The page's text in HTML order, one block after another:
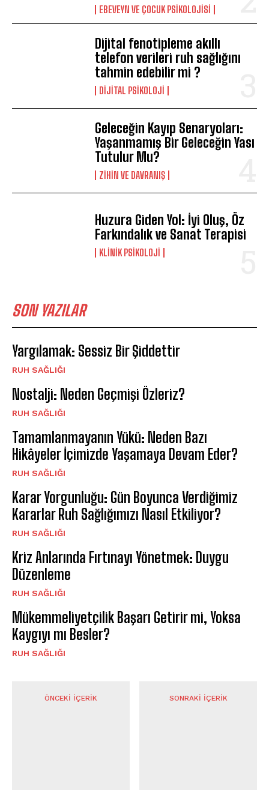
EBEVEYN VE ÇOCUK PSIKOLOJISI
Dijital fenotipleme akıllı
telefon verileri ruh sağlığını
tahmin edebilir mi ?
DIJITAL PSIKOLOJI
Geleceğin Kayıp Senaryoları:
Yaşanmamış Bir Geleceğin Yası
Tutulur Mu?
⁠ZIHIN VE DAVRANIŞ
Huzura Giden Yol: İyi Oluş, Öz
Farkındalık ve Sanat Terapisi
KLINIK PSIKOLOJI
SON YAZILAR
Yargılamak: Sessiz Bir Şiddettir
⁠RUH SAĞLIĞI
Nostalji: Neden Geçmişi Özleriz?
⁠RUH SAĞLIĞI
Tamamlanmayanın Yükü: Neden Bazı
Hikâyeler İçimizde Yaşamaya Devam Eder?
⁠RUH SAĞLIĞI
Karar Yorgunluğu: Gün Boyunca Verdiğimiz
Kararlar Ruh Sağlığımızı Nasıl Etkiliyor?
⁠RUH SAĞLIĞI
Kriz Anlarında Fırtınayı Yönetmek: Duygu
Düzenleme
⁠RUH SAĞLIĞI
Mükemmeliyetçilik Başarı Getirir mi, Yoksa
Kaygıyı mı Besler?
⁠RUH SAĞLIĞI
ÖNCEKI İÇERIK SONRAKI İÇERIK